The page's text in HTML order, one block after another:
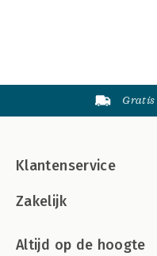
Gratis
Klantenservice
Zakelijk
Altijd op de hoogte